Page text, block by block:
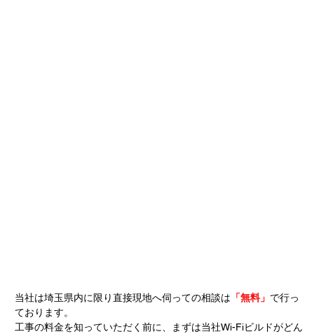
当社は埼玉県内に限り直接現地へ伺っての相談は 「無料」 で行っ
ております。
工事の料金を知っていただく前に、まずは当社Wi-Fiビルドがどん